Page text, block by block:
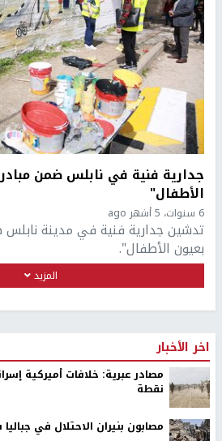
جدارية فنية في نابلس ضمن
الأطفال"
6 سنوات، 5 أشهر ago
تدشين جدارية فنية في مدينة
بعيون الأطفال".
المزيد
اخر الأخبار
نقطة
مصابون بنيران الاحتلال في